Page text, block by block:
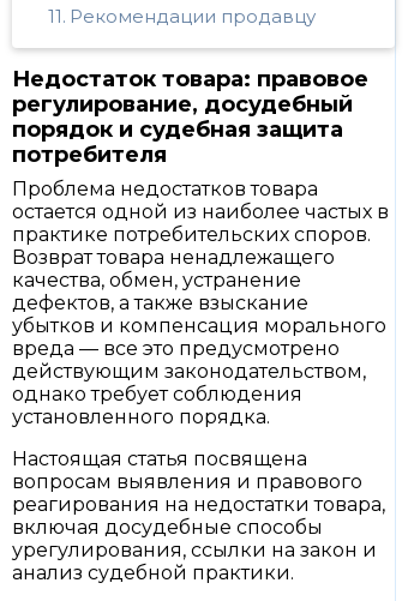
Рекомендации продавцу
Недостаток товара: правовое
регулирование, досудебный
порядок и судебная защита
потребителя
Проблема недостатков товара
остается одной из наиболее частых в
практике потребительских споров.
Возврат товара ненадлежащего
качества, обмен, устранение
дефектов, а также взыскание
убытков и компенсация морального
вреда — все это предусмотрено
действующим законодательством,
однако требует соблюдения
установленного порядка.
Настоящая статья посвящена
вопросам выявления и правового
реагирования на недостатки товара,
включая досудебные способы
урегулирования, ссылки на закон и
анализ судебной практики.